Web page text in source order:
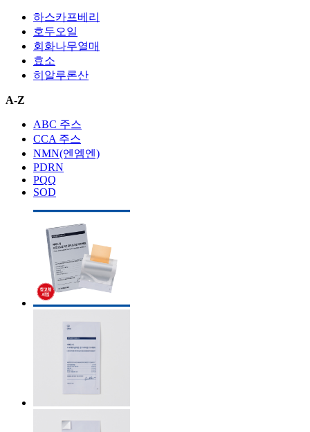
하스카프베리
호두오일
회화나무열매
효소
히알루론산
A-Z
ABC 주스
CCA 주스
NMN(엔엠엔)
PDRN
PQQ
SOD